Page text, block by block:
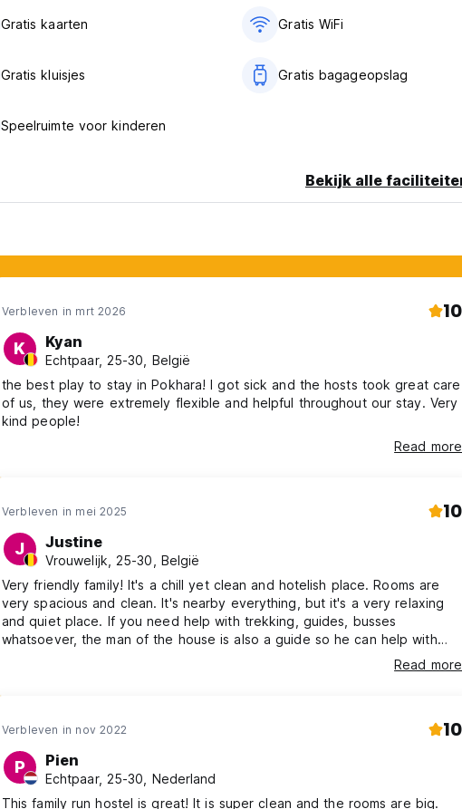
Gratis kaarten Gratis WiFi
Gratis kluisjes Gratis bagageopslag
Speelruimte voor kinderen
Bekijk alle
Verbleven in mrt 2026 10
K Kyan
Echtpaar, 25-30, België
the best play to stay in Pokhara! I got sick and the hosts took great care
of us, they were extremely flexible and helpful throughout our stay. Very
kind people!
Read more
Verbleven in mei 2025 10
J Justine
Vrouwelijk, 25-30, België
Very friendly family! It's a chill yet clean and hotelish place. Rooms are
very spacious and clean. It's nearby everything, but it's a very relaxing
and quiet place. If you need help with trekking, guides, busses
whatsoever, the man of the house is also a guide so he can help with
Read more
Verbleven in nov 2022 10
P Pien
Echtpaar, 25-30, Nederland
This family run hostel is great! It is super clean and the rooms are big.